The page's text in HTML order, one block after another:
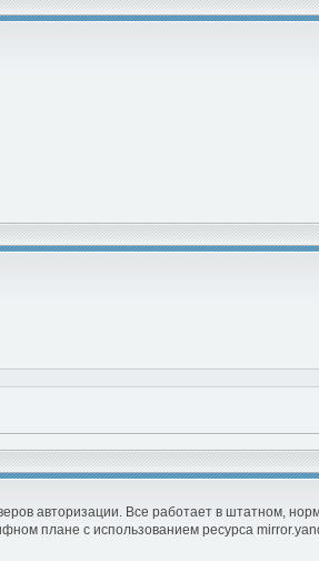
авторизации. Все работает в штатном,
плане с использованием ресурса